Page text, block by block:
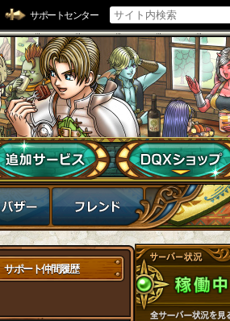
サポートセンター
サポート仲間履歴